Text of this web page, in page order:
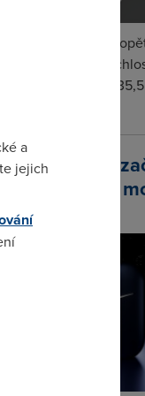
Fi internet v červnu
naměřená
o 4 % na
plánuje
vlastní
a
jejich